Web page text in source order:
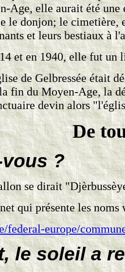
Age, elle aurait été
le donjon; le cimetière,
et leurs bestiaux à
et en 1940, elle fut un
de Gelbressée était
fin du Moyen-Age, la
devin alors
De
?
se dirait
qui présente les
federal-europe/
le soleil a